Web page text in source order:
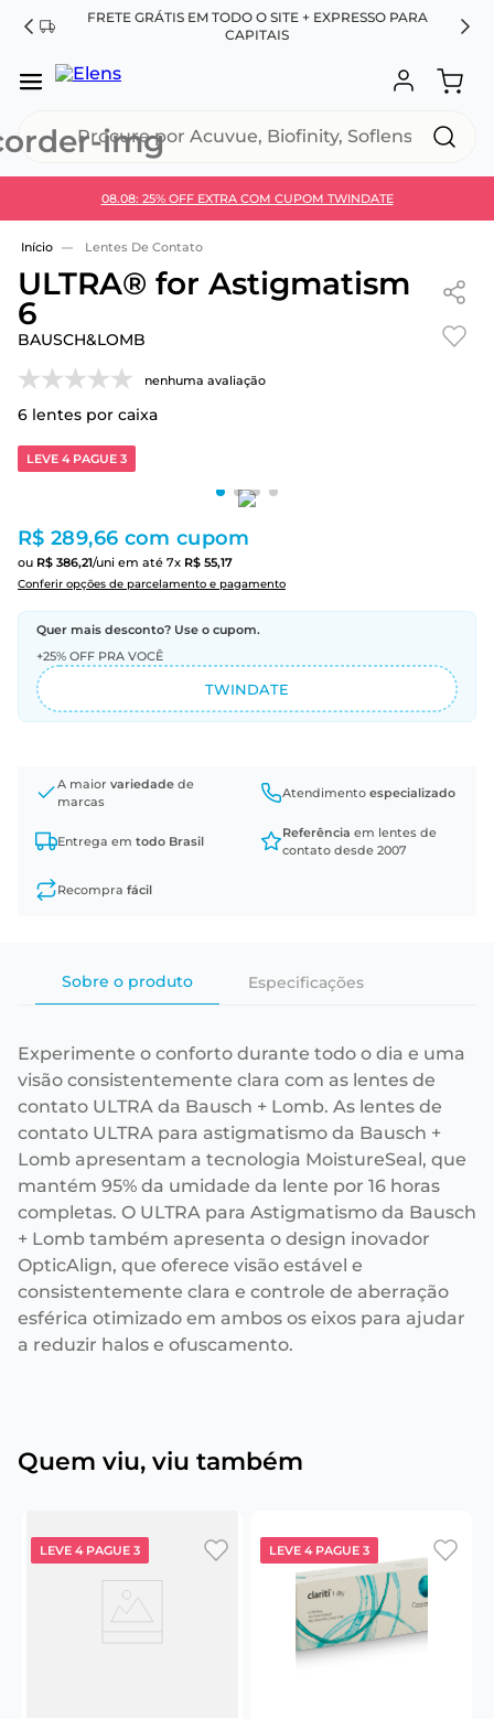
FRETE GRÁTIS EM TODO O SITE + EXPRESSO PARA
CAPITAIS
08.08: 25% OFF EXTRA COM CUPOM TWINDATE
Use 30HOJE e ganhe 30% OFF + economia extra no
Lentes De Contato
ULTRA® for Astigmatism
6
BAUSCH&LOMB
nenhuma avaliação
6 lentes por caixa
LEVE 4 PAGUE 3
R$ 289,66 com cupom
ou R$ 386,21/uni em até 7x R$ 55,17
Conferir opções de parcelamento e pagamento
Quer mais desconto? Use o cupom.
+25% OFF PRA VOCÊ
TWINDATE
A maior variedade de
marcas
Atendimento especializado
Entrega em todo Brasil
Referência em lentes de
contato desde 2007
Recompra fácil
Sobre o produto Especificações
Experimente o conforto durante todo o dia e uma
visão consistentemente clara com as lentes de
contato ULTRA da Bausch + Lomb. As lentes de
contato ULTRA para astigmatismo da Bausch +
Lomb apresentam a tecnologia MoistureSeal, que
mantém 95% da umidade da lente por 16 horas
completas. O ULTRA para Astigmatismo da Bausch
+ Lomb também apresenta o design inovador
OpticAlign, que oferece visão estável e
consistentemente clara e controle de aberração
esférica otimizado em ambos os eixos para ajudar
a reduzir halos e ofuscamento.
Quem viu, viu também
LEVE 4 PAGUE 3 LEVE 4 PAGUE 3